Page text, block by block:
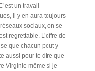
un travail
il y en aura toujours
sociaux, on se
regrettable. L’offre de
que chacun peut y
aussi pour te dire que
Virginie même si je